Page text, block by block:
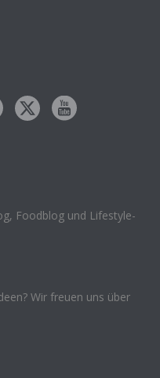
Foodblog und Lifestyle-
Wir freuen uns über